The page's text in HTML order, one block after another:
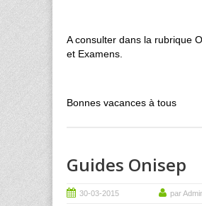
A consulter dans la rubrique
et Examens.
Bonnes vacances à tous
Guides Onisep
30-03-2015 par